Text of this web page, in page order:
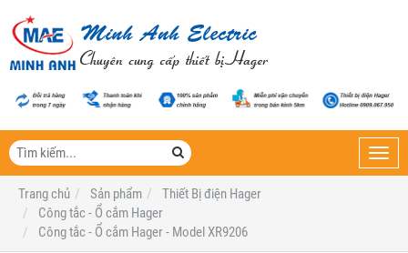
Trang chủ
Sản phẩm
Thiết Bị điện Hager
Công tắc - Ổ cắm Hager
Công tắc - Ổ cắm Hager - Model XR9206